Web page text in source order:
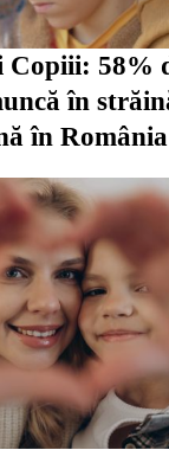
Copiii: 58%
în
în România